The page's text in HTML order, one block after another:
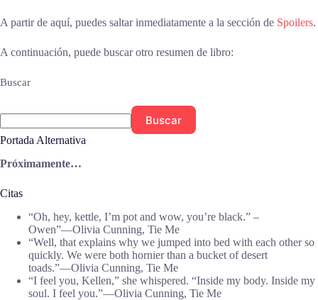
A partir de aquí, puedes saltar inmediatamente a la sección de Spoilers.
A continuación, puede buscar otro resumen de libro:
Buscar
Buscar
Portada Alternativa
Próximamente…
Citas
“Oh, hey, kettle, I’m pot and wow, you’re black.” –
Owen”―Olivia Cunning, Tie Me
“Well, that explains why we jumped into bed with each other so
quickly. We were both hornier than a bucket of desert
toads.”―Olivia Cunning, Tie Me
“I feel you, Kellen,” she whispered. “Inside my body. Inside my
soul. I feel you.”―Olivia Cunning, Tie Me